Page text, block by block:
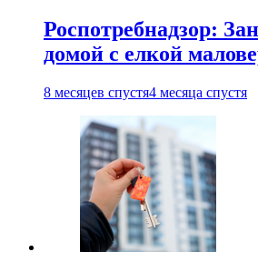
Роспотребнадзор:
домой с елкой
8 месяцев спустя4 месяца спустя